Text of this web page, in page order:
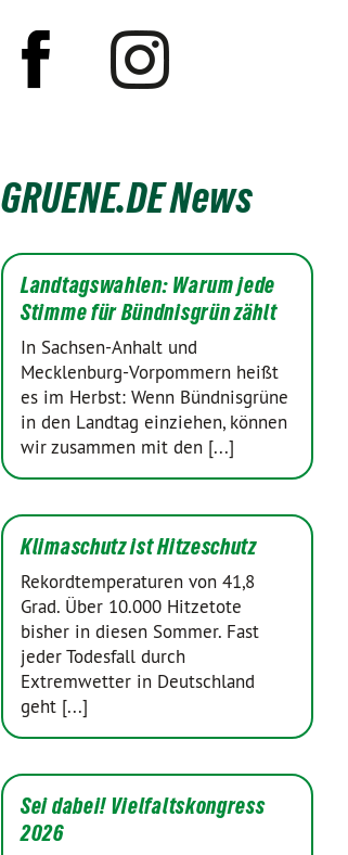
GRUENE.DE News
Landtagswahlen: Warum jede
Stimme für Bündnisgrün zählt
In Sachsen-Anhalt und
Mecklenburg-Vorpommern heißt
es im Herbst: Wenn Bündnisgrüne
in den Landtag einziehen, können
wir zusammen mit den [...]
Klimaschutz ist Hitzeschutz
Rekordtemperaturen von 41,8
Grad. Über 10.000 Hitzetote
bisher in diesen Sommer. Fast
jeder Todesfall durch
Extremwetter in Deutschland
geht [...]
Sei dabei! Vielfaltskongress
2026